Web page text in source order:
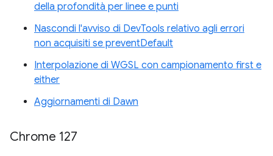
della profondità per linee e punti
Nascondi l'avviso di DevTools relativo agli errori
non acquisiti se preventDefault
Interpolazione di WGSL con campionamento first e
either
Aggiornamenti di Dawn
Chrome 127